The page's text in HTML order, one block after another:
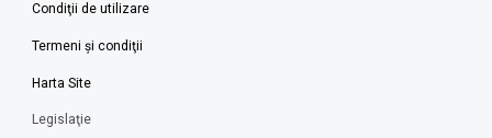
Condiţii de utilizare
Termeni şi condiţii
Harta Site
Legislaţie